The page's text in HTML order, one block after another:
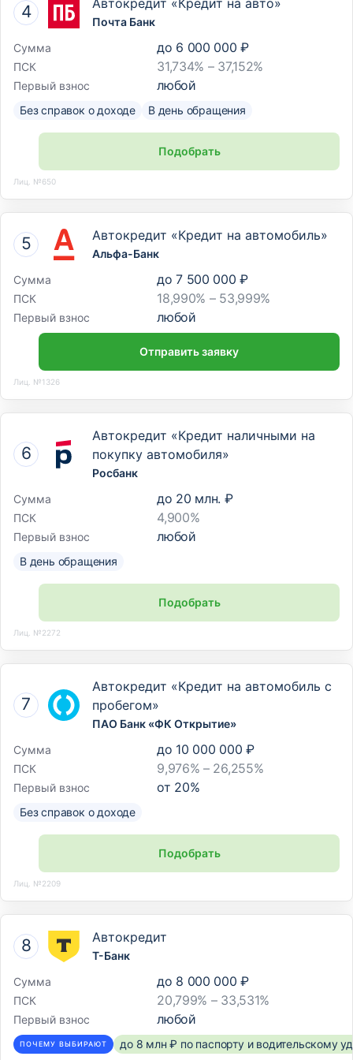
Автокредит «Кредит на авто»
Почта Банк
Сумма
до 6 000 000 ₽
ПСК 31,734% – 37,152%
Первый взнос любой
Без справок о доходе В день обращения
Подобрать
Лиц. №650
Автокредит «Кредит на автомобиль»
Альфа-Банк
Сумма
до 7 500 000 ₽
ПСК 18,990% – 53,999%
Первый взнос любой
Отправить заявку
Лиц. №1326
Автокредит «Кредит наличными на
покупку автомобиля»
Росбанк
Сумма
до 20 млн. ₽
ПСК 4,900%
Первый взнос любой
В день обращения
Подобрать
Лиц. №2272
Автокредит «Кредит на автомобиль с
пробегом»
ПАО Банк «ФК Открытие»
Сумма
до 10 000 000 ₽
ПСК 9,976% – 26,255%
Первый взнос от 20%
Без справок о доходе
Подобрать
Лиц. №2209
Автокредит
Т-Банк
Сумма
до 8 000 000 ₽
ПСК 20,799% – 33,531%
Первый взнос любой
ПОЧЕМУ ВЫБИРАЮТ до 8 млн ₽ по паспорту и водительскому